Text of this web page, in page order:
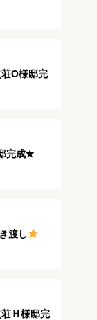
O様邸完
完成✭
渡し
Ｈ様邸完